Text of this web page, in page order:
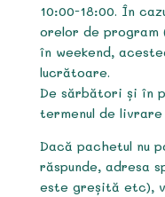
10:00-18:00. În
orelor de program
în weekend,
lucrătoare.
De sărbători și în
termenul de
Dacă pachetul nu
răspunde, adresa
este greșită etc),